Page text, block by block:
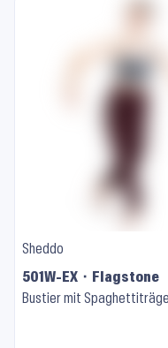
Sheddo
501W-EX ⬝ Flagstone
Bustier mit